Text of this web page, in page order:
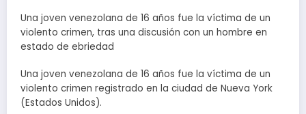
Una joven venezolana de 16 años fue la víctima de un
violento crimen, tras una discusión con un hombre en
estado de ebriedad
Una joven venezolana de 16 años fue la víctima de un
violento crimen registrado en la ciudad de Nueva York
(Estados Unidos).